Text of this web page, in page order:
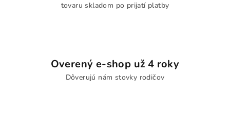
tovaru skladom po prijatí platby
Overený e-shop už 4 roky
Dôverujú nám stovky rodičov